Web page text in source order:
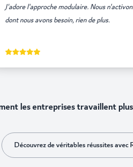
J'adore l'approche modulaire. Nous
dont nous avons besoin, rien de plus.
les entreprises travaillent
Découvrez de véritables réussites avec